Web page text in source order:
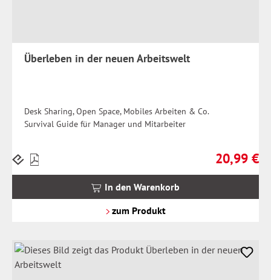
Überleben in der neuen Arbeitswelt
Desk Sharing, Open Space, Mobiles Arbeiten & Co.
Survival Guide für Manager und Mitarbeiter
Regulärer
20,99 €
Preise
In den Warenkorb
zum Produkt